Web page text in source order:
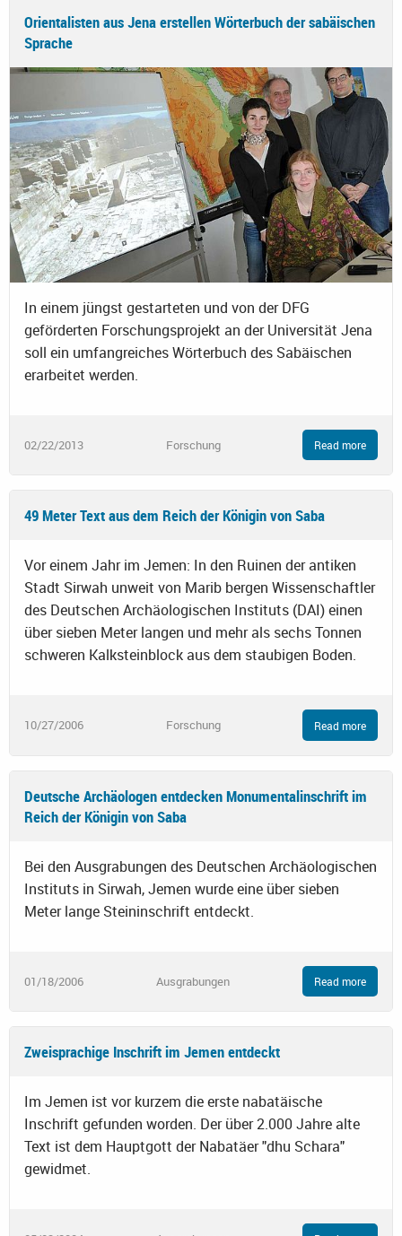
Orientalisten aus Jena erstellen Wörterbuch der sabäischen
Sprache
In einem jüngst gestarteten und von der DFG
geförderten Forschungsprojekt an der Universität Jena
soll ein umfangreiches Wörterbuch des Sabäischen
erarbeitet werden.
02/22/2013 Forschung Read more
49 Meter Text aus dem Reich der Königin von Saba
Vor einem Jahr im Jemen: In den Ruinen der antiken
Stadt Sirwah unweit von Marib bergen Wissenschaftler
des Deutschen Archäologischen Instituts (DAI) einen
über sieben Meter langen und mehr als sechs Tonnen
schweren Kalksteinblock aus dem staubigen Boden.
10/27/2006 Forschung Read more
Deutsche Archäologen entdecken Monumentalinschrift im
Reich der Königin von Saba
Bei den Ausgrabungen des Deutschen Archäologischen
Instituts in Sirwah, Jemen wurde eine über sieben
Meter lange Steininschrift entdeckt.
01/18/2006 Ausgrabungen Read more
Zweisprachige Inschrift im Jemen entdeckt
Im Jemen ist vor kurzem die erste nabatäische
Inschrift gefunden worden. Der über 2.000 Jahre alte
Text ist dem Hauptgott der Nabatäer "dhu Schara"
gewidmet.